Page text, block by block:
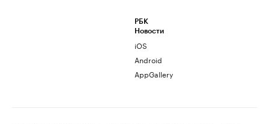
РБК
Новости
iOS
Android
AppGallery